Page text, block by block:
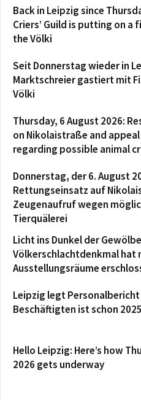
Back in Leipzig since
Criers’ Guild is putting on a
the Völki
Seit Donnerstag wieder in
Marktschreier gastiert mit
Völki
Thursday, 6 August 2026:
on Nikolaistraße and
regarding possible animal
Donnerstag, der 6. August
Rettungseinsatz auf
Zeugenaufruf wegen
Tierquälerei
Licht ins Dunkel der
Völkerschlachtdenkmal hat
Ausstellungsräume
Leipzig legt
Beschäftigten ist schon
Hello Leipzig: Here’s how
2026 gets underway